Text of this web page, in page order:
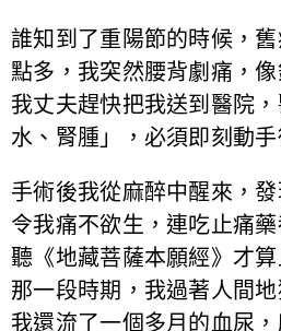
誰知到了重陽節的時候，
點多，我突然腰背劇痛，
我丈夫趕快把我送到醫院
水、腎腫」，必須即刻動手
手術後我從麻醉中醒來，
令我痛不欲生，連吃止痛
聽《地藏菩薩本願經》才
那一段時期，我過著人間
我還流了一個多月的血尿